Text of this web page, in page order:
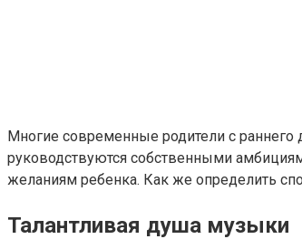
Многие современные родители с раннего
руководствуются собственными
желаниям ребенка. Как же определить
Талантливая душа музыки